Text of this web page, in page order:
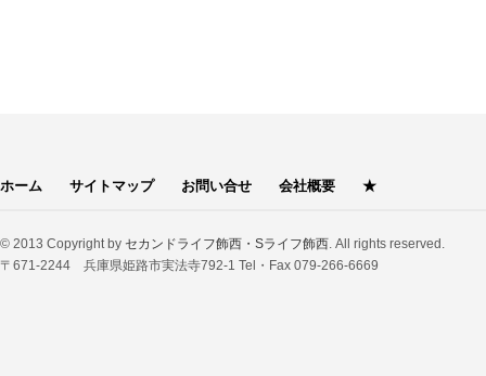
ホーム サイトマップ お問い合せ 会社概要 ★
© 2013 Copyright by セカンドライフ飾西・Sライフ飾西. All rights reserved.
〒671-2244 兵庫県姫路市実法寺792-1 Tel・Fax 079-266-6669